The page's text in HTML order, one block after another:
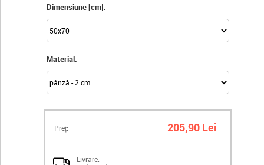
Dimensiune [cm]:
Material:
Preț: 205,90 Lei
Livrare: